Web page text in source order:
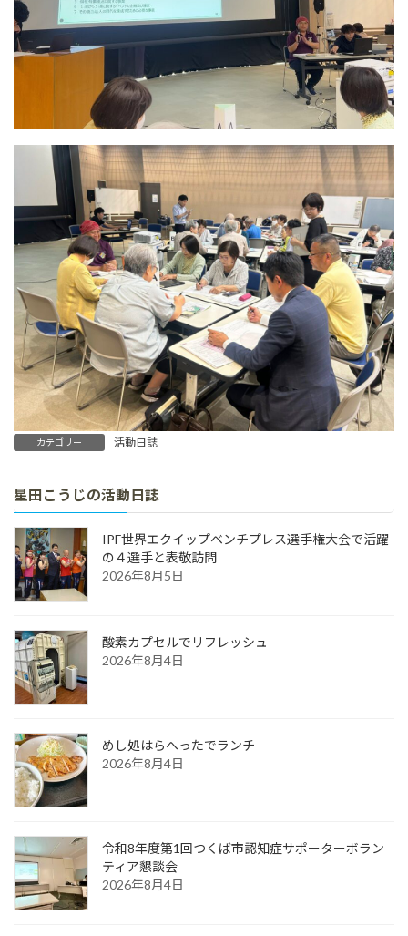
カテゴリー 活動日誌
星田こうじの活動日誌
IPF世界エクイップベンチプレス選手権大会で活躍
の４選手と表敬訪問
2026年8月5日
酸素カプセルでリフレッシュ
2026年8月4日
めし処はらへったでランチ
2026年8月4日
令和8年度第1回つくば市認知症サポーターボラン
ティア懇談会
2026年8月4日